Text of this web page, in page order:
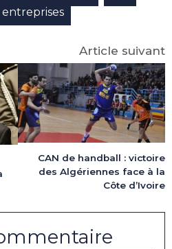
entreprises
Article suivant
CAN de handball : victoire
des Algériennes face à la
Côte d’Ivoire